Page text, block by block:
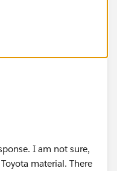
I am not sure,
material. There